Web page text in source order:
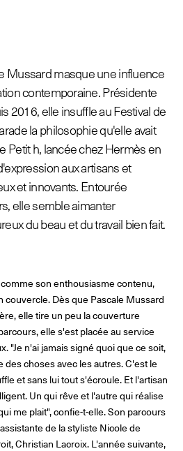
Mussard masque une influence
contemporaine. Présidente
2016, elle insuffle au Festival de
la philosophie qu'elle avait
Petit h, lancée chez Hermès en
aux artisans et
et innovants. Entourée
elle semble aimanter
du beau et du travail bien fait.
son enthousiasme contenu,
couvercle. Dès que Pascale Mussard
elle tire un peu la couverture
elle s'est placée au service
"Je n'ai jamais signé quoi que ce soit,
des choses avec les autres. C'est le
et sans lui tout s'écroule. Et l'artisan
Un qui rêve et l'autre qui réalise
me plait", confie-t-elle. Son parcours
de la styliste Nicole de
Christian Lacroix. L'année suivante,
Showroom
Automne/Hiver 2026-2027
Haute Couture Automne/Hiver
Week
éditions
© Line Brusegan